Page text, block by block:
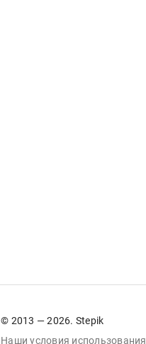
© 2013 — 2026. Stepik
Наши условия использования